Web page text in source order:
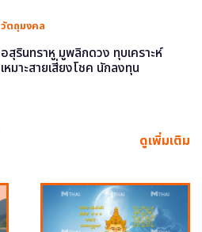
วัตถุมงคล
อสุรินทราหู มูพลิกดวง ทุบเคราะห์
เหมาะสายเสี่ยงโชค นักลงทุน
ดูเพิ่มเติม